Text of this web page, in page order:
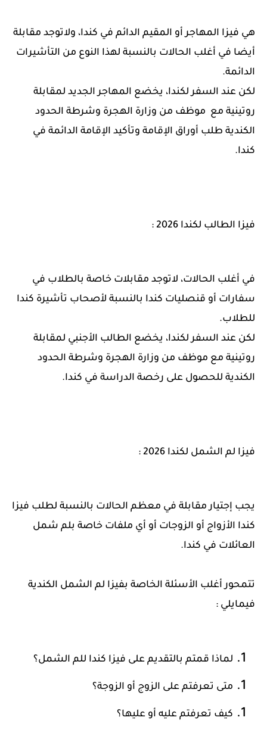
هي فيزا المهاجر أو المقيم الدائم في كندا، ولاتوجد مقابلة
أيضا في أغلب الحالات بالنسبة لهذا النوع من التأشيرات
الدائمة.
لكن عند السفر لكندا، يخضع المهاجر الجديد لمقابلة
روتينية مع موظف من وزارة الهجرة وشرطة الحدود
الكندية طلب أوراق الإقامة وتأكيد الإقامة الدائمة في
كندا.
فيزا الطالب لكندا 2026 :
في أغلب الحالات، لاتوجد مقابلات خاصة بالطلاب في
سفارات أو قنصليات كندا بالنسبة لأصحاب تأشيرة كندا
للطلاب.
لكن عند السفر لكندا، يخضع الطالب الأجنبي لمقابلة
روتينية مع موظف من وزارة الهجرة وشرطة الحدود
الكندية للحصول على رخصة الدراسة في كندا.
فيزا لم الشمل لكندا 2026 :
يجب إجتيار مقابلة في معظم الحالات بالنسبة لطلب فيزا
كندا الأزواج أو الزوجات أو أي ملفات خاصة بلم شمل
العائلات في كندا.
تتمحور أغلب الأسئلة الخاصة بفيزا لم الشمل الكندية
فيمايلي :
لماذا قمتم بالتقديم على فيزا كندا للم الشمل؟
متى تعرفتم على الزوج أو الزوجة؟
كيف تعرفتم عليه أو عليها؟